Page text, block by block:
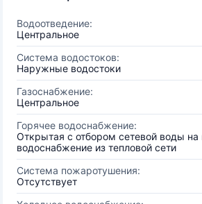
Водоотведение:
Центральное
Система водостоков:
Наружные водостоки
Газоснабжение:
Центральное
Горячее водоснабжение:
Открытая с отбором сетевой воды на
водоснабжение из тепловой сети
Система пожаротушения:
Отсутствует